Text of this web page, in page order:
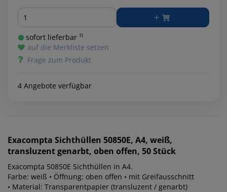
Menge
sofort lieferbar ¹⁾
auf die Merkliste setzen
Frage zum Produkt
4 Angebote verfügbar
Exacompta Sichthüllen 50850E, A4, weiß,
transluzent genarbt, oben offen, 50 Stück
Exacompta 50850E Sichthüllen in A4.
Farbe: weiß • Öffnung: oben offen • mit Greifausschnitt
• Material: Transparentpapier (transluzent / genarbt)